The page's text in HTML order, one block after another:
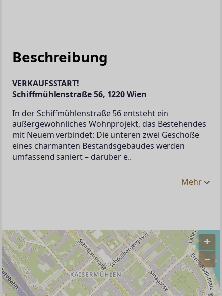
Beschreibung
VERKAUFSSTART!
Schiffmühlenstraße 56, 1220 Wien
In der Schiffmühlenstraße 56 entsteht ein
außergewöhnliches Wohnprojekt, das Bestehendes
mit Neuem verbindet: Die unteren zwei Geschoße
eines charmanten Bestandsgebäudes werden
umfassend saniert – darüber e..
Mehr
+
–
ANBIETER KONTAKTIEREN